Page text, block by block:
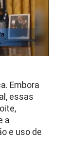
Embora
essas
a
e uso de